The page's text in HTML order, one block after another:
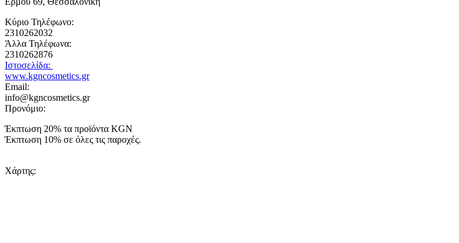
Κύριο Τηλέφωνο:
2310262032
Άλλα Τηλέφωνα:
2310262876
Ιστοσελίδα:
www.kgncosmetics.gr
Email:
info@kgncosmetics.gr
Προνόμιο:
Έκπτωση 20% τα προϊόντα KGN
Έκπτωση 10% σε όλες τις παροχές.
Χάρτης: